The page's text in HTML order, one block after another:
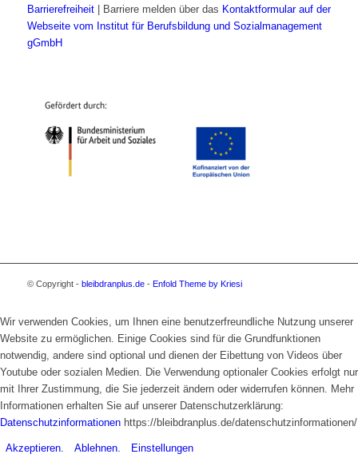
Barrierefreiheit| Barriere melden über das Kontaktformular auf der
Webseite vom Institut für Berufsbildung und Sozialmanagement
gGmbH
© Copyright - bleibdranplus.de- Enfold Theme by Kriesi
Wir verwenden Cookies, um Ihnen eine benutzerfreundliche Nutzung unserer
Website zu ermöglichen. Einige Cookies sind für die Grundfunktionen
notwendig, andere sind optional und dienen der Eibettung von Videos über
Youtube oder sozialen Medien. Die Verwendung optionaler Cookies erfolgt nur
mit Ihrer Zustimmung, die Sie jederzeit ändern oder widerrufen können. Mehr
Informationen erhalten Sie auf unserer Datenschutzerklärung:
Datenschutzinformationen https://bleibdranplus.de/datenschutzinformationen/
Akzeptieren. Ablehnen. Einstellungen